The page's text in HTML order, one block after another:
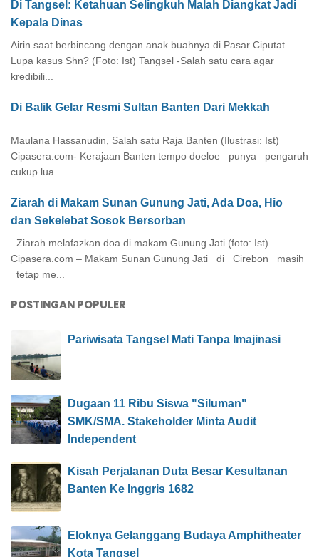
Di Tangsel: Ketahuan Selingkuh Malah Diangkat Jadi
Kepala Dinas
Airin saat berbincang dengan anak buahnya di Pasar Ciputat.
Lupa kasus Shn? (Foto: Ist) Tangsel -Salah satu cara agar
kredibili...
Di Balik Gelar Resmi Sultan Banten Dari Mekkah
Maulana Hassanudin, Salah satu Raja Banten (Ilustrasi: Ist)
Cipasera.com- Kerajaan Banten tempo doeloe punya pengaruh
cukup lua...
Ziarah di Makam Sunan Gunung Jati, Ada Doa, Hio
dan Sekelebat Sosok Bersorban
Ziarah melafazkan doa di makam Gunung Jati (foto: Ist)
Cipasera.com – Makam Sunan Gunung Jati di Cirebon masih
tetap me...
POSTINGAN POPULER
Pariwisata Tangsel Mati Tanpa Imajinasi
Dugaan 11 Ribu Siswa "Siluman"
SMK/SMA. Stakeholder Minta Audit
Independent
Kisah Perjalanan Duta Besar Kesultanan
Banten Ke Inggris 1682
Eloknya Gelanggang Budaya Amphitheater
Kota Tangsel